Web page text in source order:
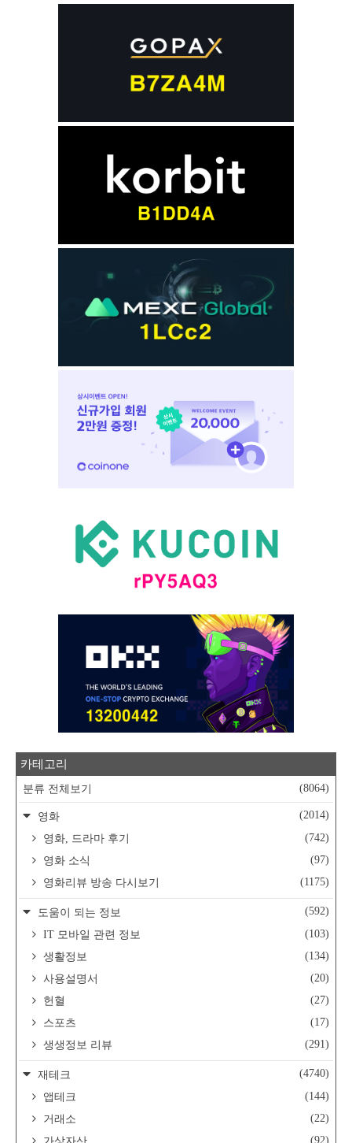
카테고리
분류 전체보기 (8064)
영화
(2014)
영화, 드라마 후기
(742)
영화 소식
(97)
영화리뷰 방송 다시보기
(1175)
도움이 되는 정보
(592)
IT 모바일 관련 정보
(103)
생활정보
(134)
사용설명서
(20)
헌혈
(27)
스포츠
(17)
생생정보 리뷰
(291)
재테크
(4740)
앱테크
(144)
거래소
(22)
(92)